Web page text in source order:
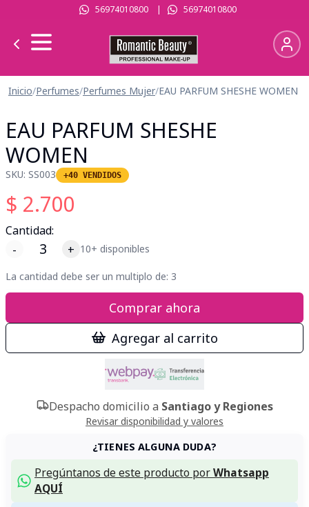
56974010800| 56974010800
Inicio/Perfumes/Perfumes Mujer/EAU PARFUM SHESHE WOMEN
EAU PARFUM SHESHE
WOMEN
SKU: SS003 +40 VENDIDOS
$ 2.700
Cantidad:
-
+ 10+ disponibles
La cantidad debe ser un multiplo de: 3
Comprar ahora
Agregar al carrito
Despacho domicilio a Santiago y Regiones
Revisar disponibilidad y valores
¿TIENES ALGUNA DUDA?
Pregúntanos de este producto porWhatsapp
AQUÍ